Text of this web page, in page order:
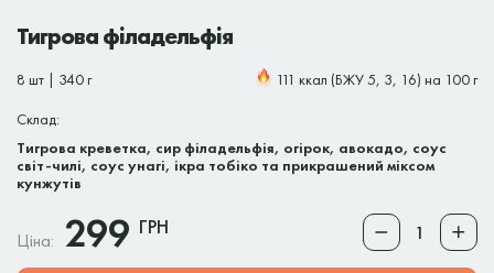
Тигрова філадельфія
8 шт | 340 г 111 ккал (БЖУ 5, 3, 16) на 100 г
Склад:
Тигрова креветка, сир філадельфія, огірок, авокадо, соус
світ-чилі, соус унагі, ікра тобіко та прикрашений міксом
кунжутів
Ціна: 299 ГРН